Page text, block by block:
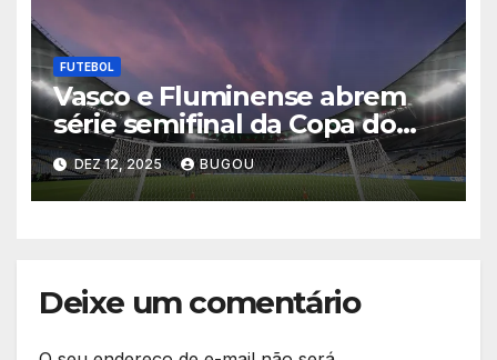
FUTEBOL
Vasco e Fluminense abrem
série semifinal da Copa do
Brasil nesta quinta-feira
DEZ 12, 2025 BUGOU
Deixe um comentário